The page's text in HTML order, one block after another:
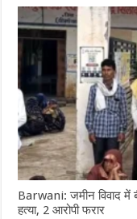
Barwani: जमीन विवाद में
हत्या, 2 आरोपी फरार